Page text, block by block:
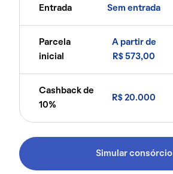
Entrada Sem entrada
Parcela
inicial
A partir de
R$ 573,00
Cashback de
10%
R$ 20.000
Simular consórcio